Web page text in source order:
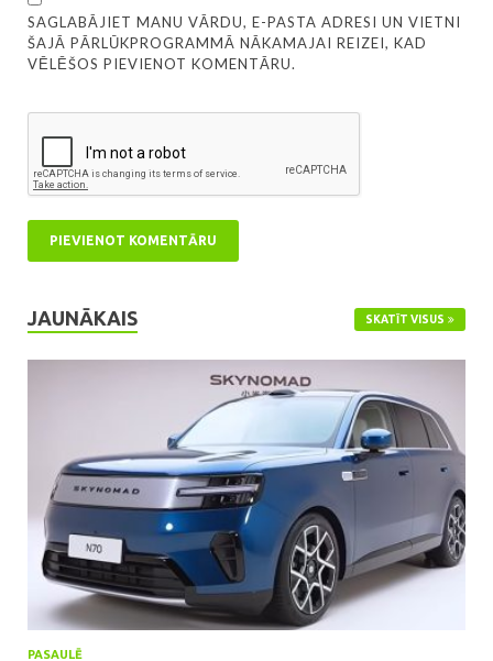
SAGLABĀJIET MANU VĀRDU, E-PASTA ADRESI UN VIETNI
ŠAJĀ PĀRLŪKPROGRAMMĀ NĀKAMAJAI REIZEI, KAD
VĒLĒŠOS PIEVIENOT KOMENTĀRU.
JAUNĀKAIS SKATĪT VISUS
PASAULĒ